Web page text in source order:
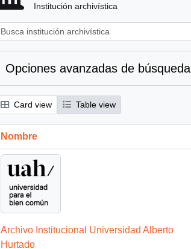
Institución archivística
Opciones avanzadas de búsqueda
Card view Table view
Nombre
Archivo Institucional Universidad Alberto
Hurtado